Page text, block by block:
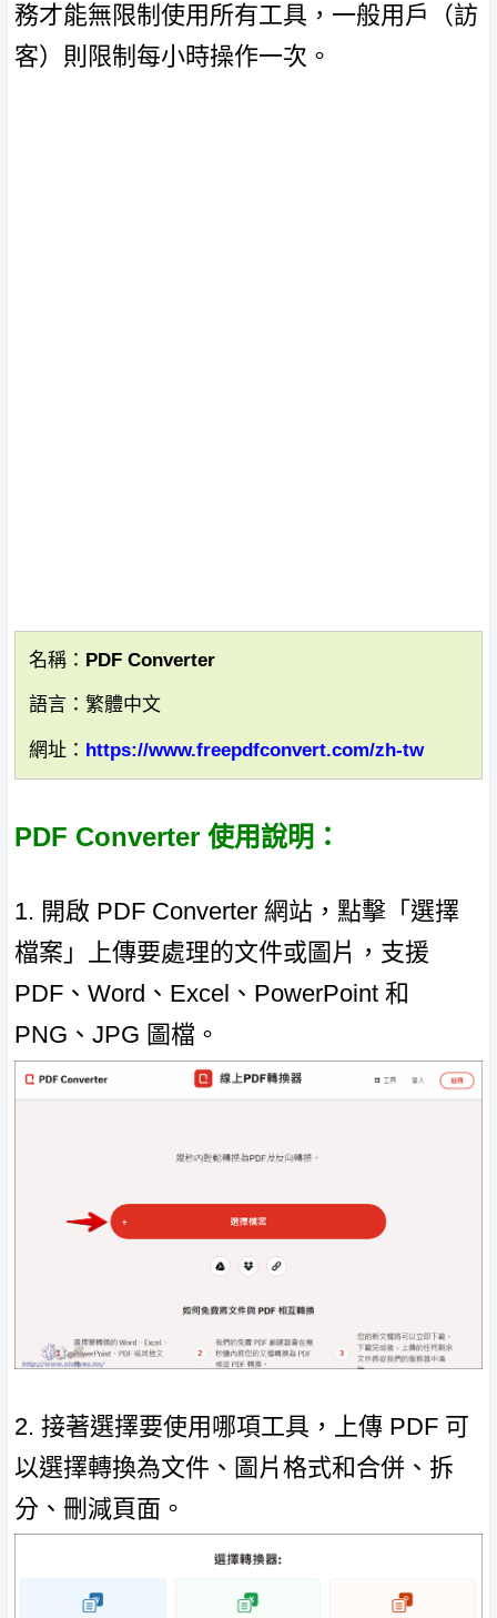
務才能無限制使用所有工具，一般用戶（訪
客）則限制每小時操作一次。
名稱：PDF Converter
語言：繁體中文
網址： https://www.freepdfconvert.com/zh-tw
PDF Converter 使用說明：
1. 開啟 PDF Converter 網站，點擊「選擇
檔案」上傳要處理的文件或圖片，支援
PDF、Word、Excel、PowerPoint 和
PNG、JPG 圖檔。
2. 接著選擇要使用哪項工具，上傳 PDF 可
以選擇轉換為文件、圖片格式和合併、拆
分、刪減頁面。